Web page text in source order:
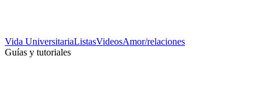
Vida UniversitariaListasVideosAmor/relaciones
Guías y tutoriales